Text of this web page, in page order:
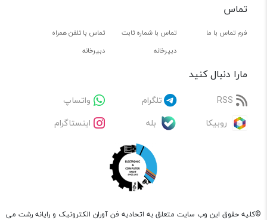
تماس
فرم تماس با ما
تماس با شماره ثابت
دبیرخانه
تماس با تلفن همراه
دبیرخانه
مارا دنبال کنید
RSS تلگرام
واتساپ
روبیکا
بله اینستاگرام
©کلیه حقوق این وب سایت متعلق به اتحادیه فن آوران الکترونیک و رایانه رشت می